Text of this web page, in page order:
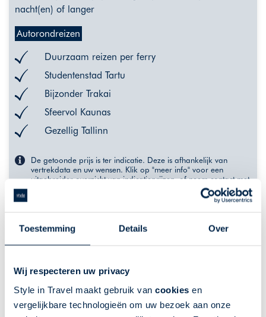
Toestemming Details Over
Wij respecteren uw privacy
Style in Travel maakt gebruik van cookies en
vergelijkbare technologieën om uw bezoek aan onze
nacht(en) of langer
Autorondreizen
Duurzaam reizen per ferry
Studentenstad Tartu
Bijzonder Trakai
Sfeervol Kaunas
Gezellig Tallinn
De getoonde prijs is ter indicatie. Deze is afhankelijk van
vertrekdata en uw wensen. Klik op "meer info" voor een
uitgebreider overzicht van indicatieprijzen, of neem contact met